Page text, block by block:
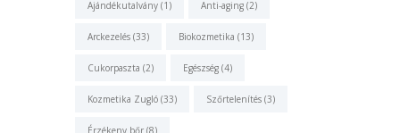
Ajándékutalvány (1) Anti-aging (2)
Arckezelés (33) Biokozmetika (13)
Cukorpaszta (2) Egészség (4)
Kozmetika Zugló (33) Szőrtelenítés (3)
Érzékeny bőr (8)